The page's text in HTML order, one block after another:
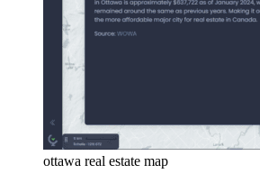
ottawa real estate map